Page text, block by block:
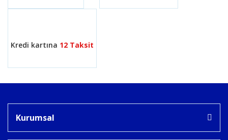
Kredi kartına 12 Taksit
Kurumsal